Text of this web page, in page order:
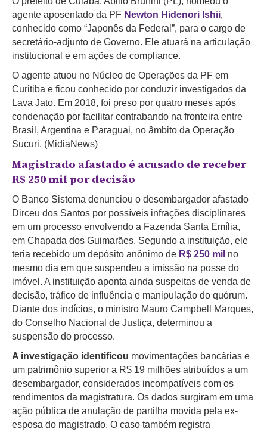
agente aposentado da PF Newton Hidenori Ishii,
conhecido como “Japonês da Federal”, para o cargo de
secretário-adjunto de Governo. Ele atuará na articulação
institucional e em ações de compliance.
O agente atuou no Núcleo de Operações da PF em
Curitiba e ficou conhecido por conduzir investigados da
Lava Jato. Em 2018, foi preso por quatro meses após
condenação por facilitar contrabando na fronteira entre
Brasil, Argentina e Paraguai, no âmbito da Operação
Sucuri. (MidiaNews)
Magistrado afastado é acusado de receber
R$ 250 milpor decisão
O Banco Sistema denunciou o desembargador afastado
Dirceu dos Santos por possíveis infrações disciplinares
em um processo envolvendo a Fazenda Santa Emília,
em Chapada dos Guimarães. Segundo a instituição, ele
teria recebido um depósito anônimo de R$ 250 mil no
mesmo dia em que suspendeu a imissão na posse do
imóvel. A instituição aponta ainda suspeitas de venda de
decisão, tráfico de influência e manipulação do quórum.
Diante dos indícios, o ministro Mauro Campbell Marques,
do Conselho Nacional de Justiça, determinou a
suspensão do processo.
A investigação identificou movimentações bancárias e
um patrimônio superior a R$ 19 milhões atribuídos a um
desembargador, considerados incompatíveis com os
rendimentos da magistratura. Os dados surgiram em uma
ação pública de anulação de partilha movida pela ex-
esposa do magistrado. O caso também registra